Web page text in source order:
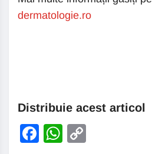
dermatologie.ro
Distribuie acest articol
Facebook
WhatsApp